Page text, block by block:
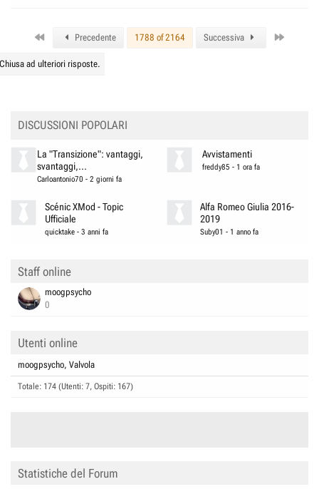
Precedente 1788 of 2164 Successiva
ad ulteriori risposte.
DISCUSSIONI POPOLARI
La "Transizione": vantaggi,
svantaggi,...
Carloantonio70 - 2 giorni fa
Avvistamenti
freddy85 - 1 ora fa
Scénic XMod - Topic
Ufficiale
quicktake -3 anni fa
Alfa Romeo Giulia 2016-
2019
Suby01 - 1 anno fa
Staff online
moogpsycho
0
Utenti online
moogpsycho Valvola
Totale: 174 (Utenti: 7, Ospiti: 167)
Statistiche del Forum